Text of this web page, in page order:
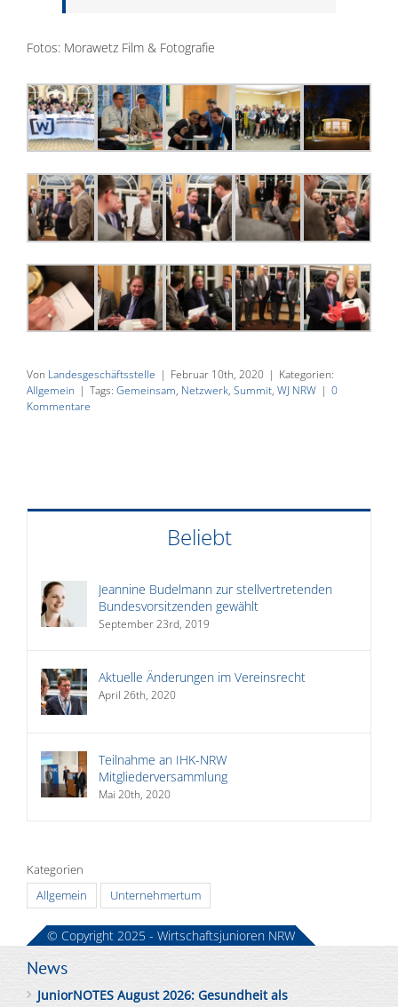
Fotos: Morawetz Film & Fotografie
Von Landesgeschäftsstelle | Februar 10th, 2020 | Kategorien:
Allgemein | Tags: Gemeinsam, Netzwerk, Summit, WJ NRW | 0
Kommentare
Beliebt
Jeannine Budelmann zur stellvertretenden
Bundesvorsitzenden gewählt
September 23rd, 2019
Aktuelle Änderungen im Vereinsrecht
April 26th, 2020
Teilnahme an IHK-NRW
Mitgliederversammlung
Mai 20th, 2020
Kategorien
Allgemein Unternehmertum
News
JuniorNOTES August 2026: Gesundheit als
© Copyright 2025 - Wirtschaftsjunioren NRW